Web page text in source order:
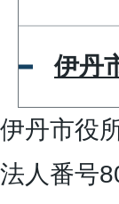
伊丹
伊丹市役
法人番号